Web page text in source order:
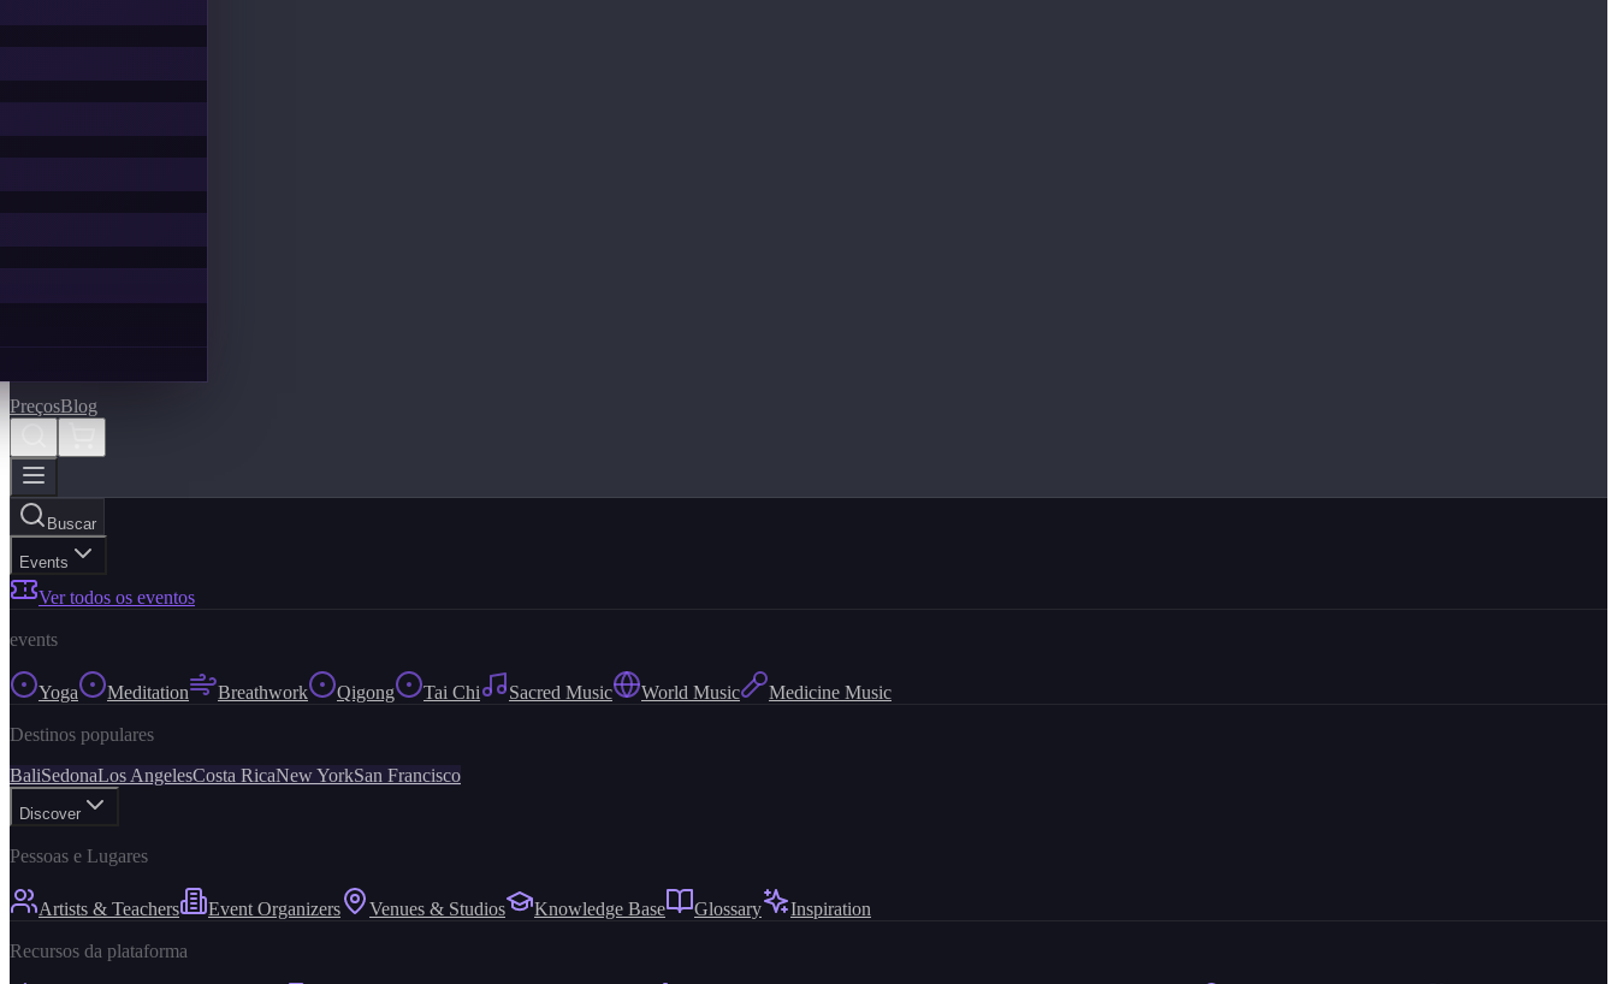
PreçosBlog
Buscar
Events
Ver todos os eventos
events
Yoga Meditation Breathwork Qigong Tai Chi Sacred Music World Music Medicine Music
Destinos populares
BaliSedonaLos AngelesCosta RicaNew YorkSan Francisco
Discover
Pessoas e Lugares
Artists & Teachers Event Organizers Venues & Studios Knowledge Base Glossary Inspiration
Recursos da plataforma